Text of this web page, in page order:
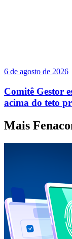
6 de agosto de 2026
Comitê Gestor
acima do teto
Mais